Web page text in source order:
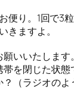
便り。1回で3
きますよ。
いいたします
を閉じた状態
（ラジオのよ